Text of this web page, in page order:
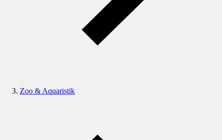
Zoo & Aquaristik